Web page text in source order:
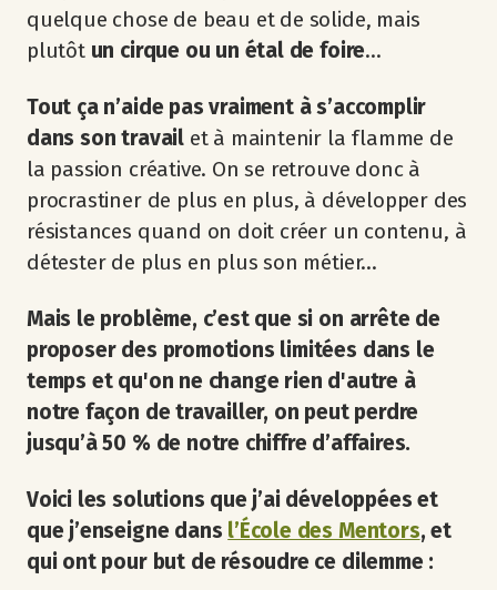
quelque chose de beau et de solide, mais
plutôt un cirque ou un étal de foire…
Tout ça n’aide pas vraiment à s’accomplir
dans son travailet à maintenir la flamme de
la passion créative. On se retrouve donc à
procrastiner de plus en plus, à développer des
résistances quand on doit créer un contenu, à
détester de plus en plus son métier…
Mais le problème, c’est que si on arrête de
proposer des promotions limitées dans le
temps et qu'on ne change rien d'autre à
notre façon de travailler, on peut perdre
jusqu’à 50 % de notre chiffre d’affaires.
Voici les solutions que j’ai développées et
que j’enseigne dans l’École des Mentors, et
qui ont pour but de résoudre ce dilemme :